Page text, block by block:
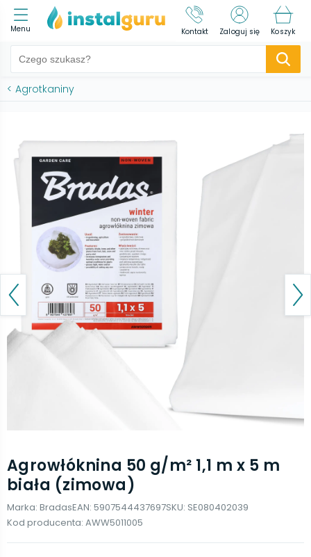
Menu Kontakt Zaloguj się Koszyk
< Agrotkaniny
Agrowłóknina 50 g/m² 1,1 m x 5 m
biała (zimowa)
Marka: BradasEAN: 5907544437697SKU: SE080402039
Kod producenta: AWW5011005